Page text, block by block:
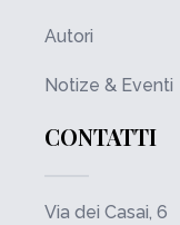
Autori
Notize & Eventi
CONTATTI
Via dei Casai, 6